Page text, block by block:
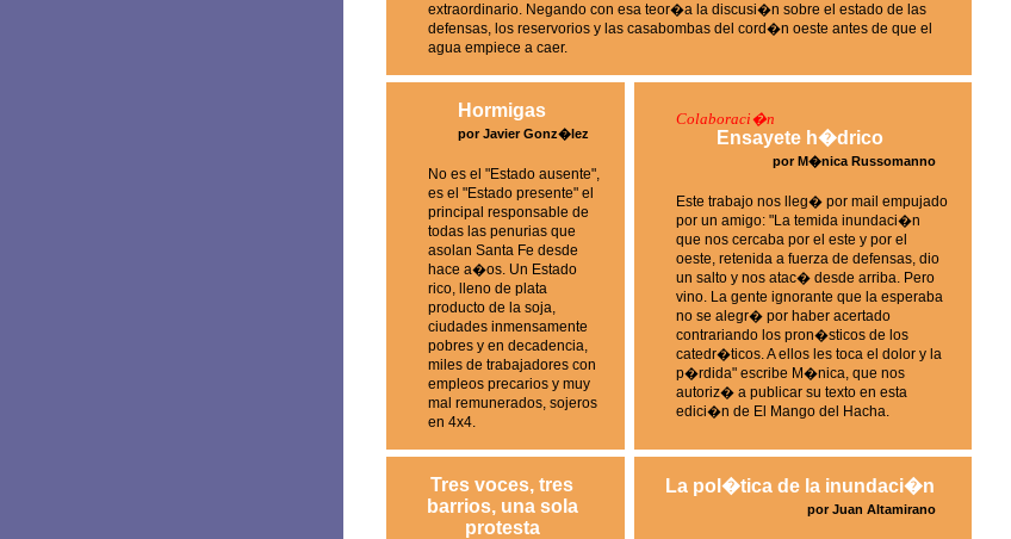
extraordinario. Negando con esa teor�a la discusi�n sobre el estado de las
defensas, los reservorios y las casabombas del cord�n oeste antes de que el
agua empiece a caer.
Hormigas
por Javier Gonz�lez
No es el "Estado ausente",
es el "Estado presente" el
principal responsable de
todas las penurias que
asolan Santa Fe desde
hace a�os. Un Estado
rico, lleno de plata
producto de la soja,
ciudades inmensamente
pobres y en decadencia,
miles de trabajadores con
empleos precarios y muy
mal remunerados, sojeros
en 4x4.
Colaboraci�n
Ensayete h�drico
por M�nica Russomanno
Este trabajo nos lleg� por mail empujado
por un amigo: "La temida inundaci�n
que nos cercaba por el este y por el
oeste, retenida a fuerza de defensas, dio
un salto y nos atac� desde arriba. Pero
vino. La gente ignorante que la esperaba
no se alegr� por haber acertado
contrariando los pron�sticos de los
catedr�ticos. A ellos les toca el dolor y la
p�rdida" escribe M�nica, que nos
autoriz� a publicar su texto en esta
edici�n de El Mango del Hacha.
Tres voces, tres
barrios, una sola
protesta
La pol�tica de la inundaci�n
por Juan Altamirano